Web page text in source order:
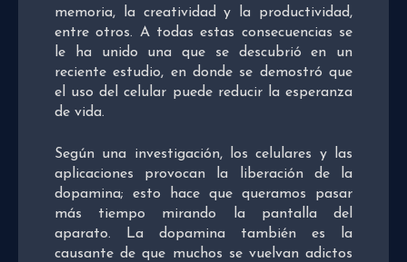
memoria, la creatividad y la productividad,
entre otros. A todas estas consecuencias se
le ha unido una que se descubrió en un
reciente estudio, en donde se demostró que
el uso del celular puede reducir la esperanza
de vida.
Según una investigación, los celulares y las
aplicaciones provocan la liberación de la
dopamina; esto hace que queramos pasar
más tiempo mirando la pantalla del
aparato. La dopamina también es la
causante de que muchos se vuelvan adictos